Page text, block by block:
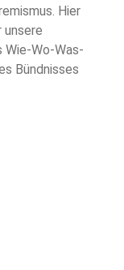
Hier
unsere
Wie-Wo-Was-
Bündnisses